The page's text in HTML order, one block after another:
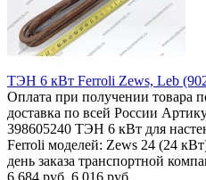
ТЭН 6 кВт Ferroli Zews, Leb
Оплата при получении товара
доставка по всей России
398605240 ТЭН 6 кВт для
Ferroli моделей: Zews 24 (24
день заказа транспортной